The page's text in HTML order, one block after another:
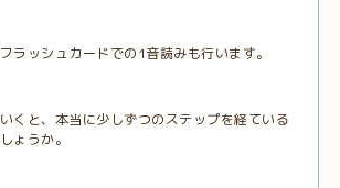
ラッシュカードでの1音読みも行います。
くと、本当に少しずつのステップを経ている
ょうか。